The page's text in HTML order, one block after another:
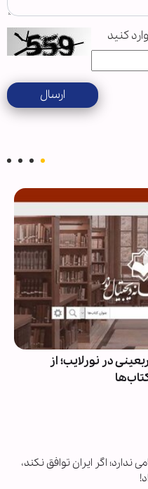
کنید
ارسال
کتاب اربعینی در نورلایب؛ از
ندارد؛ اگر ایران توافق نکند،